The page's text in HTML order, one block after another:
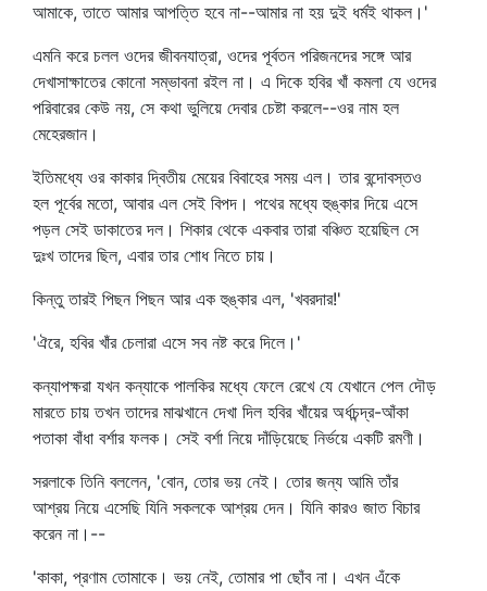
আমাকে, তাতে আমার আপত্তি হবে না--আমার না হয় দুই ধর্মই থাকল।'
এমনি করে চলল ওদের জীবনযাত্রা, ওদের পূর্বতন পরিজনদের সঙ্গে আর
দেখাসাক্ষাতের কোনো সম্ভাবনা রইল না। এ দিকে হবির খাঁ কমলা যে ওদের
পরিবারের কেউ নয়, সে কথা ভুলিয়ে দেবার চেষ্টা করলে--ওর নাম হল
মেহেরজান।
ইতিমধ্যে ওর কাকার দ্বিতীয় মেয়ের বিবাহের সময় এল। তার বন্দোবস্তও
হল পূর্বের মতো, আবার এল সেই বিপদ। পথের মধ্যে হুঙ্কার দিয়ে এসে
পড়ল সেই ডাকাতের দল। শিকার থেকে একবার তারা বঞ্চিত হয়েছিল সে
দুঃখ তাদের ছিল, এবার তার শোধ নিতে চায়।
কিন্তু তারই পিছন পিছন আর এক হুঙ্কার এল, 'খবরদার!'
'ঐরে, হবির খাঁর চেলারা এসে সব নষ্ট করে দিলে।'
কন্যাপক্ষরা যখন কন্যাকে পালকির মধ্যে ফেলে রেখে যে যেখানে পেল দৌড়
মারতে চায় তখন তাদের মাঝখানে দেখা দিল হবির খাঁয়ের অর্ধচন্দ্র-আঁকা
পতাকা বাঁধা বর্শার ফলক। সেই বর্শা নিয়ে দাঁড়িয়েছে নির্ভয়ে একটি রমণী।
সরলাকে তিনি বললেন, 'বোন, তোর ভয় নেই। তোর জন্য আমি তাঁর
আশ্রয় নিয়ে এসেছি যিনি সকলকে আশ্রয় দেন। যিনি কারও জাত বিচার
করেন না।--
'কাকা, প্রণাম তোমাকে। ভয় নেই, তোমার পা ছোঁব না। এখন এঁকে